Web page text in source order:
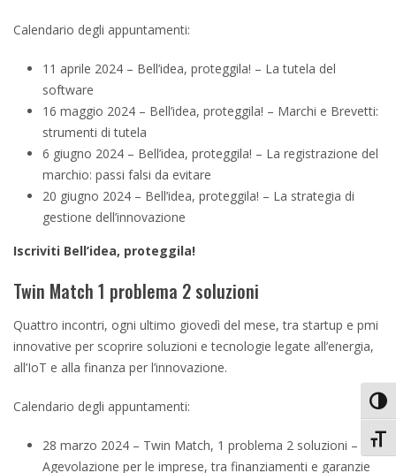
Calendario degli appuntamenti:
11 aprile 2024 – Bell’idea, proteggila! – La tutela del
software
16 maggio 2024 – Bell’idea, proteggila! – Marchi e Brevetti:
strumenti di tutela
6 giugno 2024 – Bell’idea, proteggila! – La registrazione del
marchio: passi falsi da evitare
20 giugno 2024 – Bell’idea, proteggila! – La strategia di
gestione dell’innovazione
Iscriviti Bell’idea, proteggila!
Twin Match 1 problema 2 soluzioni
Quattro incontri, ogni ultimo giovedì del mese, tra startup e pmi
innovative per scoprire soluzioni e tecnologie legate all’energia,
all’IoT e alla finanza per l’innovazione.
Calendario degli appuntamenti:
28 marzo 2024 – Twin Match, 1 problema 2 soluzioni –
Agevolazione per le imprese, tra finanziamenti e garanzie